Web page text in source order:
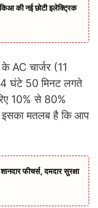
की नई छोटी इलेक्ट्रिक
AC चार्जर (11
घंटे 50 मिनट लगते
10% से 80%
इसका मतलब है कि आप
फीचर्स, दमदार सुरक्षा